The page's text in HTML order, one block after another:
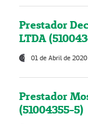
Prestador
LTDA
01 de Abril de 2020
Prestador
(51004355-5)